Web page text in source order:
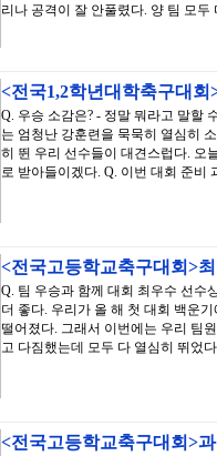
리나 공격이 잘 안풀렸다. 양 팀 모
<전국1,2학년대학축구대
Q. 우승 소감은? - 정말 뭐라고 말할
는 엄청난 강훈련을 묵묵히 열심히
히 뛴 우리 선수들이 대견스럽다. 오
로 받아들이겠다. Q. 이번 대회 준비
<전국고등학교축구대회>
Q. 팀 우승과 함께 대회 최우수 선수
더 좋다. 우리가 올 해 첫 대회 백운
떨어졌다. 그래서 이번에는 우리 팀
고 다짐했는데 모두 다 열심히 뛰었
<전국고등학교축구대회>